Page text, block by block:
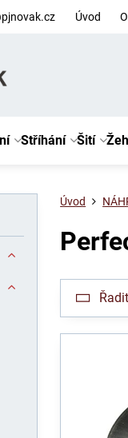
Úvod
Stříhání Šití
Úvod